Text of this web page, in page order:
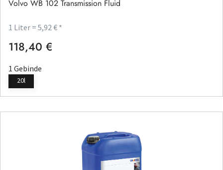
Volvo WB 102 Transmission Fluid
1 Liter = 5,92 € *
Regulärer Preis:
118,40 €
1 Gebinde
20l